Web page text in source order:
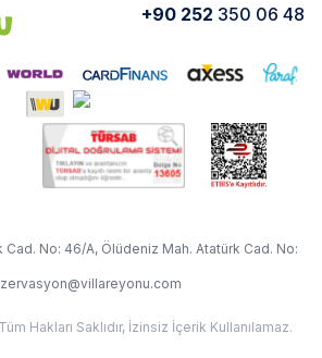
Nasıl Kiralarım
VİLLA MERT
VILLA ADRIMA 1
VİLLA ZEYTİN DALI
VILLA ELMALI
+90 252 350 06 48
Cad. No: 46/A, Ölüdeniz Mah. Atatürk Cad. No:
Hakları Saklıdır, İzinsiz İçerik Kullanılamaz.